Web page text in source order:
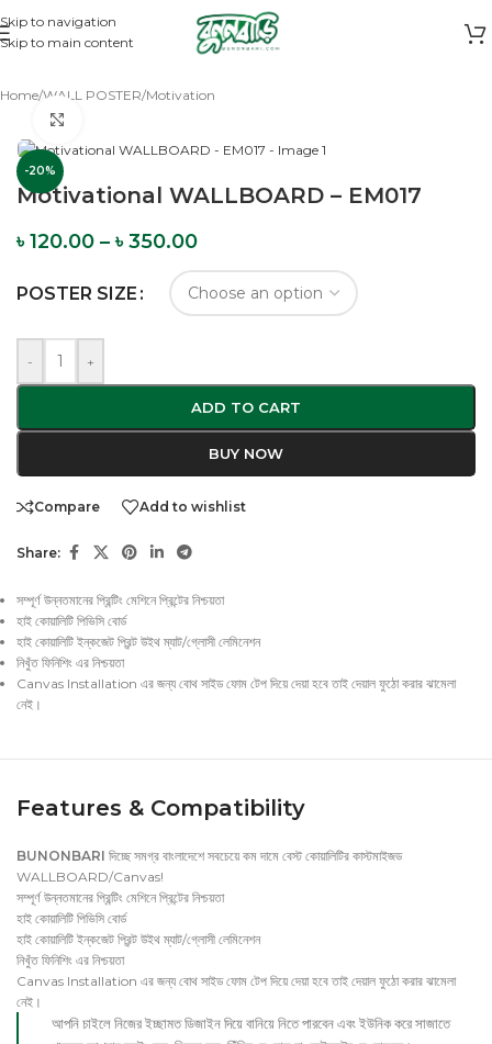
Skip to navigation
Skip to main content
Home/WALL POSTER/Motivation
-20%
Motivational WALLBOARD – EM017
৳120.00 – ৳350.00
POSTER SIZE
- +
ADD TO CART
BUY NOW
Compare Add to wishlist
Share:
সম্পূর্ণ উন্নতমানের প্রিন্টিং মেশিনে প্রিন্টের নিশ্চয়তা
হাই কোয়ালিটি পিভিসি বোর্ড
হাই কোয়ালিটি ইন্কজেট প্রিন্ট উইথ ম্যাট/গ্লোসী লেমিনেশন
নিখুঁত ফিনিশিং এর নিশ্চয়তা
Canvas Installation এর জন্য বোথ সাইড ফোম টেপ দিয়ে দেয়া হবে তাই দেয়াল ফুঠো করার ঝামেলা
নেই।
Features & Compatibility
BUNONBARI দিচ্ছে সমগ্র বাংলাদেশে সবচেয়ে কম দামে বেস্ট কোয়ালিটির কাস্টমাইজড
WALLBOARD/Canvas!
সম্পূর্ণ উন্নতমানের প্রিন্টিং মেশিনে প্রিন্টের নিশ্চয়তা
হাই কোয়ালিটি পিভিসি বোর্ড
হাই কোয়ালিটি ইন্কজেট প্রিন্ট উইথ ম্যাট/গ্লোসী লেমিনেশন
নিখুঁত ফিনিশিং এর নিশ্চয়তা
Canvas Installation এর জন্য বোথ সাইড ফোম টেপ দিয়ে দেয়া হবে তাই দেয়াল ফুঠো করার ঝামেলা
নেই।
আপনি চাইলে নিজের ইচ্ছামত ডিজাইন দিয়ে বানিয়ে নিতে পারবেন এবং ইউনিক করে সাজাতে